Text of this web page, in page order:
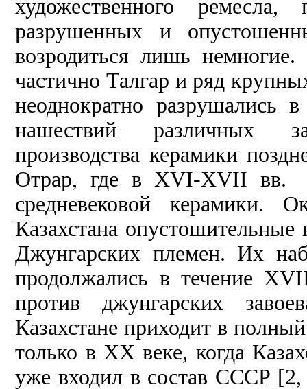
художественного
разрушенных и
возродиться лишь
частично Талгар и ряд
неоднократно разрушались
нашествий различных
производства керамики
Отрар, где в XVI-XVII вв.
средневековой керамики.
Казахстана
Джунгарских племен. Их
продолжались в течение
против джунгарских
Казахстане приходит в
только в XX веке, когда
уже входил в состав СССР [2,